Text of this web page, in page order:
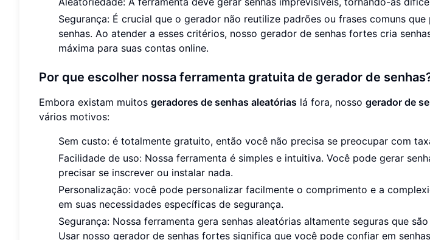
Segurança: É crucial que o gerador não reutilize padrões ou frases comuns que
senhas. Ao atender a esses critérios, nosso gerador de senhas fortes cria
máxima para suas contas online.
Por que escolher nossa ferramenta gratuita de gerador de
Embora existam muitos geradores de senhas aleatórias lá fora, nosso gerador de
vários motivos:
Sem custo: é totalmente gratuito, então você não precisa se preocupar com
Facilidade de uso: Nossa ferramenta é simples e intuitiva. Você pode gerar
precisar se inscrever ou instalar nada.
Personalização: você pode personalizar facilmente o comprimento e a
em suas necessidades específicas de segurança.
Segurança: Nossa ferramenta gera senhas aleatórias altamente seguras que
Usar nosso gerador de senhas fortes significa que você pode confiar em